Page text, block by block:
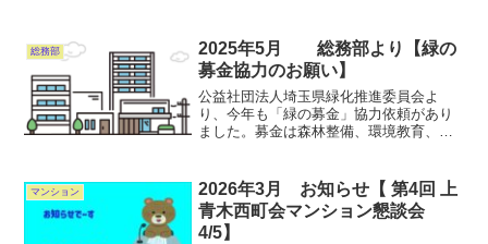
総務部
2025年5月 総務部より【緑の
募金協力のお願い】
公益社団法人埼玉県緑化推進委員会よ
り、今年も「緑の募金」協力依頼があり
ました。募金は森林整備、環境教育、災
願いします。総務部
マンション
2026年3月 お知らせ【 第4回 上
青木西町会マンション懇談会
4/5】